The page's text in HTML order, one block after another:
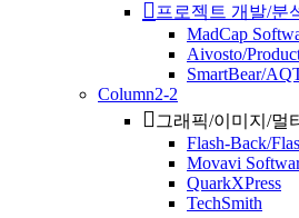
프로젝트 개발/분
MadCap
Aivosto/
SmartBear/
Column2-2
그래픽/이미지/멀
Flash-Back/
Movavi
QuarkXPress
TechSmith